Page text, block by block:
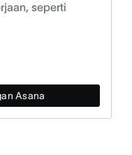
seperti
Asana